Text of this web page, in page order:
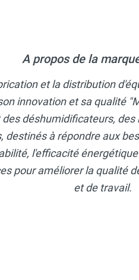
A propos de la
et la distribution
innovation et sa qualité
déshumidificateurs,
destinés à répondre aux
l'efficacité
pour améliorer la qualité
et de travail.